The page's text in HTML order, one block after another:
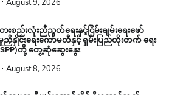
August 8, 2026